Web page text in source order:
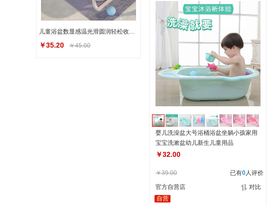
儿童浴盆数显感温光滑圆润轻松收纳抗菌食品级材质软胶浴架
￥35.20 ￥45.00
婴儿洗澡盆大号浴桶浴盆坐躺小孩家用
宝宝洗漱盆幼儿新生儿童用品
￥32.00
￥39.00 已有0人评价
官方自营店
对比
自营